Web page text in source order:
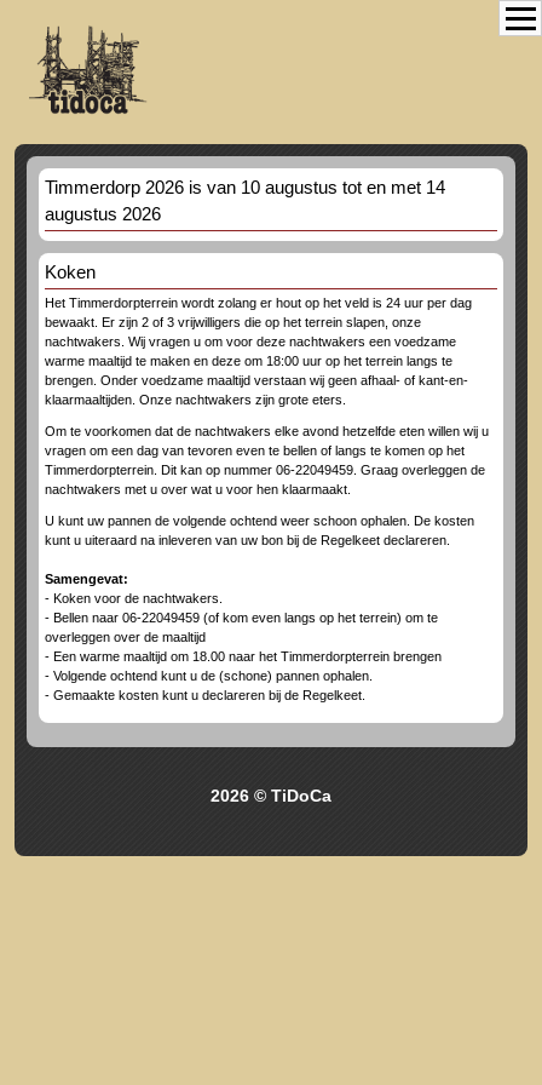
Timmerdorp 2026 is van 10 augustus tot en met 14
augustus 2026
Koken
Het Timmerdorpterrein wordt zolang er hout op het veld is 24 uur per dag
bewaakt. Er zijn 2 of 3 vrijwilligers die op het terrein slapen, onze
nachtwakers. Wij vragen u om voor deze nachtwakers een voedzame
warme maaltijd te maken en deze om 18:00 uur op het terrein langs te
brengen. Onder voedzame maaltijd verstaan wij geen afhaal- of kant-en-
klaarmaaltijden. Onze nachtwakers zijn grote eters.
Om te voorkomen dat de nachtwakers elke avond hetzelfde eten willen wij u
vragen om een dag van tevoren even te bellen of langs te komen op het
Timmerdorpterrein. Dit kan op nummer 06-22049459. Graag overleggen de
nachtwakers met u over wat u voor hen klaarmaakt.
U kunt uw pannen de volgende ochtend weer schoon ophalen. De kosten
kunt u uiteraard na inleveren van uw bon bij de Regelkeet declareren.
Samengevat:
- Koken voor de nachtwakers.
- Bellen naar 06-22049459 (of kom even langs op het terrein) om te
overleggen over de maaltijd
- Een warme maaltijd om 18.00 naar het Timmerdorpterrein brengen
- Volgende ochtend kunt u de (schone) pannen ophalen.
- Gemaakte kosten kunt u declareren bij de Regelkeet.
2026 © TiDoCa